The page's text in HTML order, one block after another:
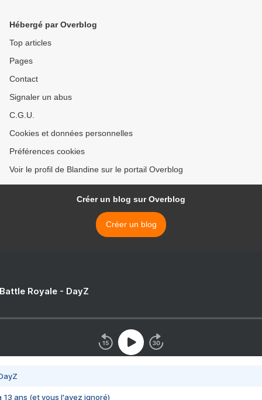
Hébergé par Overblog
Top articles
Pages
Contact
Signaler un abus
C.G.U.
Cookies et données personnelles
Préférences cookies
Voir le profil de Blandine sur le portail Overblog
Créer un blog sur Overblog
Créer un blog
Royale - DayZ
13 ans (et vous l'avez ignoré)